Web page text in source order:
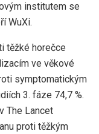
institutem se
WuXi.
těžké horečce
ve věkové
symptomatickým
3. fáze 74,7 %.
The Lancet
proti těžkým